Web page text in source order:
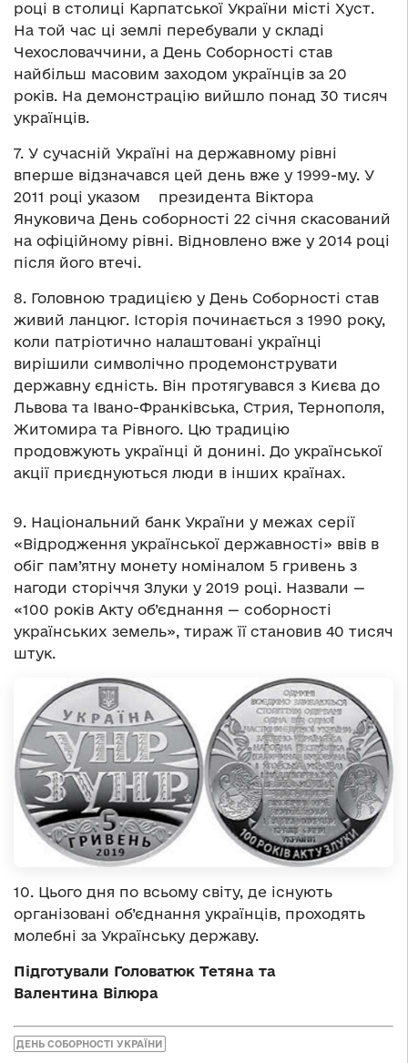
році в столиці Карпатської України місті Хуст.
На той час ці землі перебували у складі
Чехословаччини, а День Соборності став
найбільш масовим заходом українців за 20
років. На демонстрацію вийшло понад 30 тисяч
українців.
7. У сучасній Україні на державному рівні
вперше відзначався цей день вже у 1999-му. У
2011 році указом президента Віктора
Януковича День соборності 22 січня скасований
на офіційному рівні. Відновлено вже у 2014 році
після його втечі.
8. Головною традицією у День Соборності став
живий ланцюг. Історія починається з 1990 року,
коли патріотично налаштовані українці
вирішили символічно продемонструвати
державну єдність. Він протягувався з Києва до
Львова та Івано-Франківська, Стрия, Тернополя,
Житомира та Рівного. Цю традицію
продовжують українці й донині. До української
акції приєднуються люди в інших країнах.
9. Національний банк України у межах серії
«Відродження української державності» ввів в
обіг пам’ятну монету номіналом 5 гривень з
нагоди сторіччя Злуки у 2019 році. Назвали —
«100 років Акту об’єднання — соборності
українських земель», тираж її становив 40 тисяч
штук.
10. Цього дня по всьому світу, де існують
організовані об’єднання українців, проходять
молебні за Українську державу.
Підготували Головатюк Тетяна та
Валентина Вілюра
ДЕНЬ СОБОРНОСТІ УКРАЇНИ